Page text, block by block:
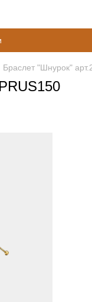
Браслет "Шнурок"